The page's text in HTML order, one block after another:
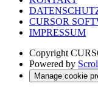
CURSOR
IMPRESSUM
Copyright
Powered by
Manage cookie